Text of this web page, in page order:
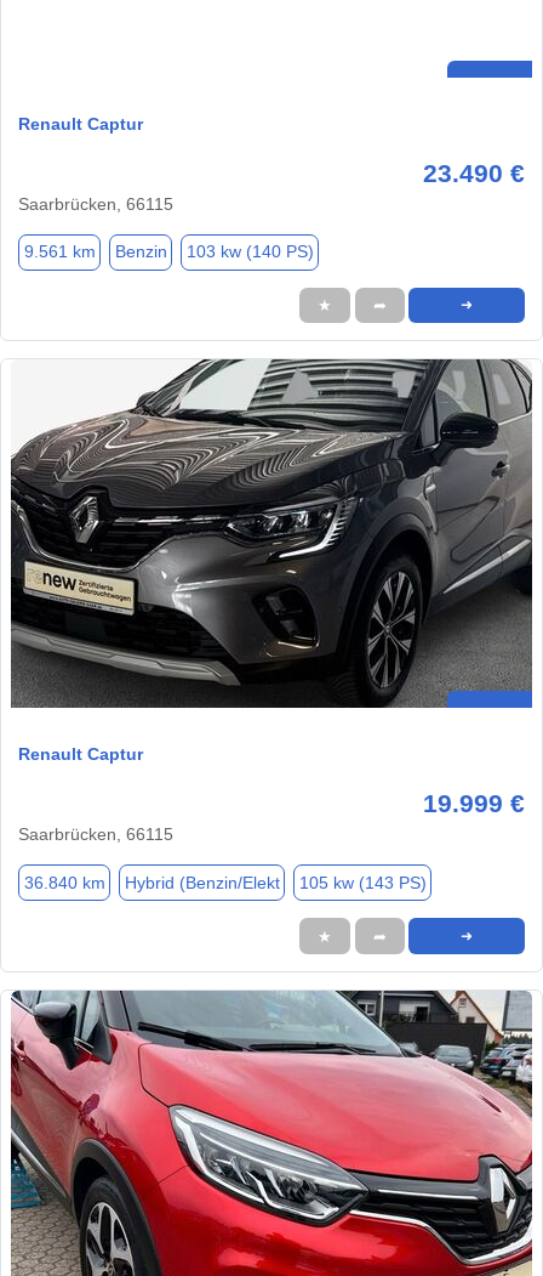
Renault Captur
23.490 €
Saarbrücken, 66115
9.561 km Benzin 103 kw (140 PS)
★ ➦ ➜
Renault Captur
19.999 €
Saarbrücken, 66115
36.840 km Hybrid (Benzin/Elekt 105 kw (143 PS)
★ ➦ ➜